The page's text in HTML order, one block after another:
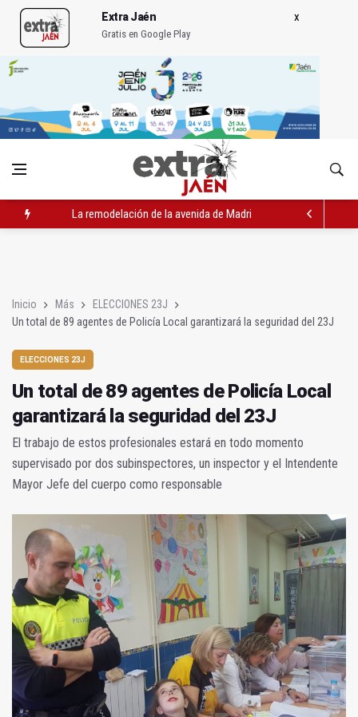
Extra Jaén
Gratis en Google Play
La remodelación de la avenida de Madrid contará con 3,2
Inicio Más
ELECCIONES 23J
Un total de 89 agentes de Policía Local garantizará la seguridad del 23J
ELECCIONES 23J
Un total de 89 agentes de Policía Local
garantizará la seguridad del 23J
El trabajo de estos profesionales estará en todo momento
supervisado por dos subinspectores, un inspector y el Intendente
Mayor Jefe del cuerpo como responsable